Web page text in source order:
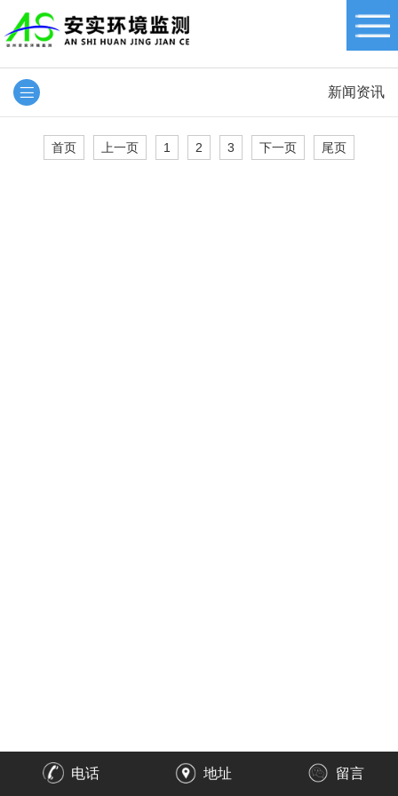
新闻资讯
首页 上一页 1 2 3 下一页 尾页
电话 地址 留言